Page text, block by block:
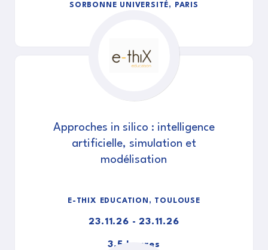
SORBONNE UNIVERSITÉ, PARIS
Approches in silico : intelligence
artificielle, simulation et
modélisation
E-THIX EDUCATION, TOULOUSE
23.11.26 - 23.11.26
3,5 heures